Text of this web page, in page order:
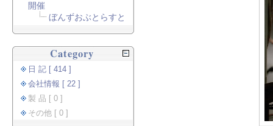
開催
ぼんずおぶとらすと
Category
日 記 [ 414 ]
会社情報 [ 22 ]
製 品 [ 0 ]
その他 [ 0 ]